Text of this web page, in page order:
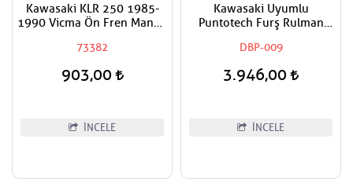
Kawasaki KLR 250 1985-
1990 Vicma Ön Fren Maneti
73382
903,00
İNCELE
Kawasaki Uyumlu
Puntotech Furş Rulman
DBP-009
3.946,00
İNCELE